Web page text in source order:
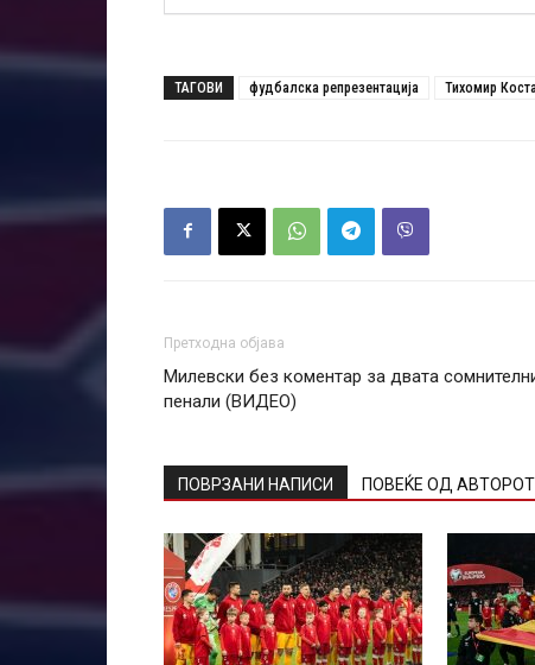
ТАГОВИ фудбалска репрезентација Тихомир
Претходна објава
Милевски без коментар за двата
пенали (ВИДЕО)
ПОВРЗАНИ НАПИСИ ПОВЕЌЕ ОД АВТОРОТ